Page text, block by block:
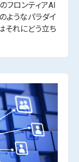
フロンティアAI
ようなパラダイ
それにどう立ち